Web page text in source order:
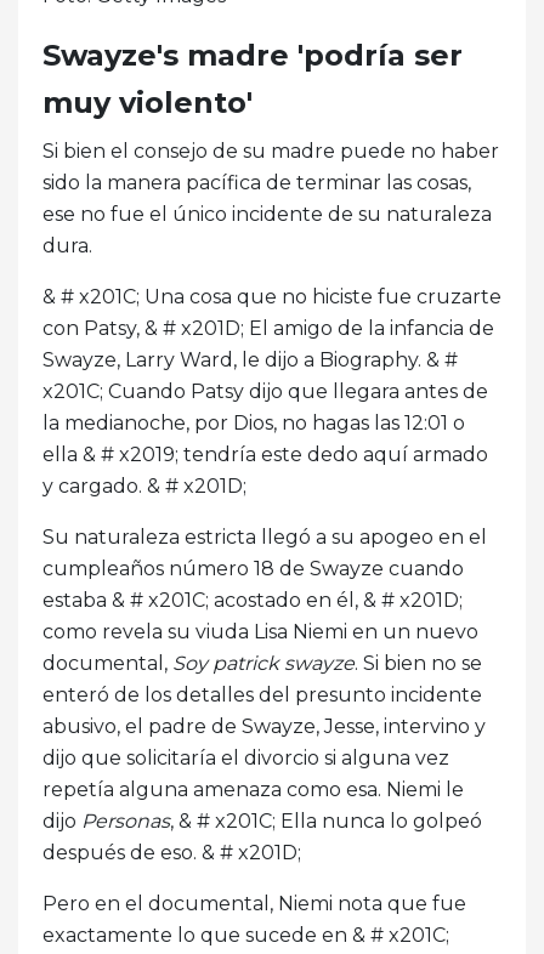
Swayze's madre 'podría ser
muy violento'
Si bien el consejo de su madre puede no haber
sido la manera pacífica de terminar las cosas,
ese no fue el único incidente de su naturaleza
dura.
& # x201C; Una cosa que no hiciste fue cruzarte
con Patsy, & # x201D; El amigo de la infancia de
Swayze, Larry Ward, le dijo a Biography. & #
x201C; Cuando Patsy dijo que llegara antes de
la medianoche, por Dios, no hagas las 12:01 o
ella & # x2019; tendría este dedo aquí armado
y cargado. & # x201D;
Su naturaleza estricta llegó a su apogeo en el
cumpleaños número 18 de Swayze cuando
estaba & # x201C; acostado en él, & # x201D;
como revela su viuda Lisa Niemi en un nuevo
documental, Soy patrick swayze. Si bien no se
enteró de los detalles del presunto incidente
abusivo, el padre de Swayze, Jesse, intervino y
dijo que solicitaría el divorcio si alguna vez
repetía alguna amenaza como esa. Niemi le
dijo Personas, & # x201C; Ella nunca lo golpeó
después de eso. & # x201D;
Pero en el documental, Niemi nota que fue
exactamente lo que sucede en & # x201C;